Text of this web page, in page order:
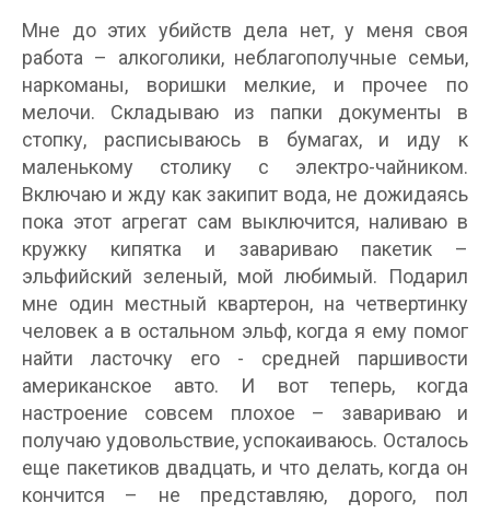
Мне до этих убийств дела нет, у меня своя
работа – алкоголики, неблагополучные семьи,
наркоманы, воришки мелкие, и прочее по
мелочи. Складываю из папки документы в
стопку, расписываюсь в бумагах, и иду к
маленькому столику с электро-чайником.
Включаю и жду как закипит вода, не дожидаясь
пока этот агрегат сам выключится, наливаю в
кружку кипятка и завариваю пакетик –
эльфийский зеленый, мой любимый. Подарил
мне один местный квартерон, на четвертинку
человек а в остальном эльф, когда я ему помог
найти ласточку его - средней паршивости
американское авто. И вот теперь, когда
настроение совсем плохое – завариваю и
получаю удовольствие, успокаиваюсь. Осталось
еще пакетиков двадцать, и что делать, когда он
кончится – не представляю, дорого, пол